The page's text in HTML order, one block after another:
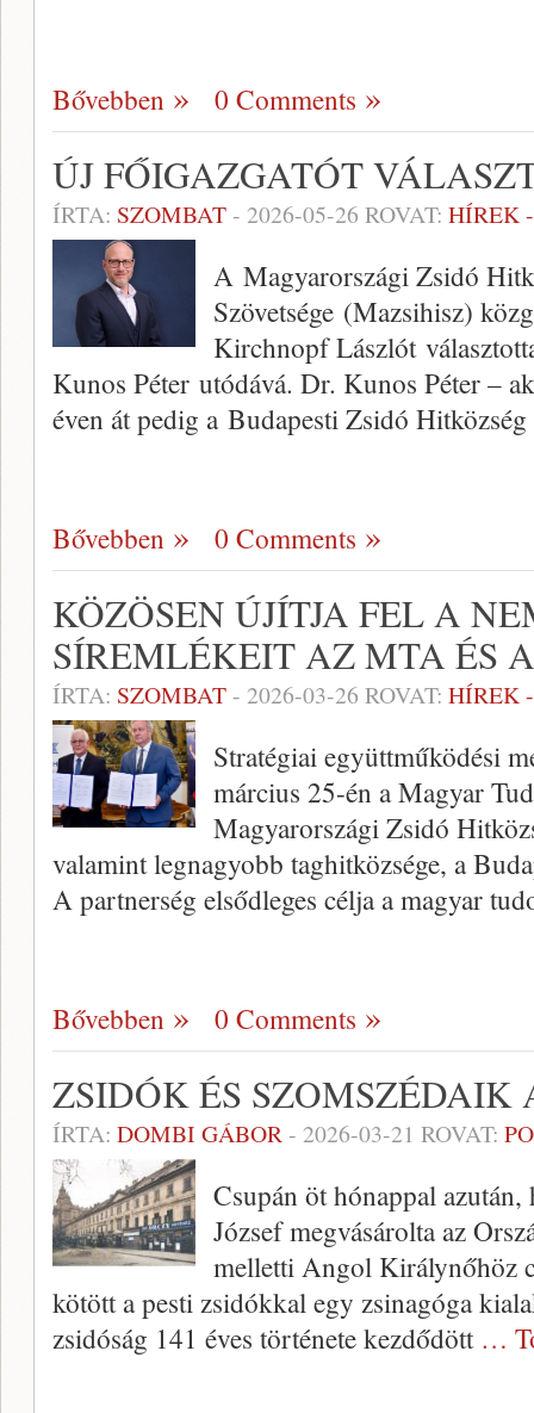
Bővebben 0 Comments
ÚJ FŐIGAZGATÓT
ÍRTA: SZOMBAT- 2026-05-26 ROVAT: HÍREK
A Magyarországi Zsidó
Szövetsége (Mazsihisz)
Kirchnopf Lászlót
Kunos Péter utódává. Dr. Kunos Péter –
éven át pedig a Budapesti Zsidó
Bővebben 0 Comments
KÖZÖSEN ÚJÍTJA FEL A
SÍREMLÉKEIT AZ MTA ÉS
ÍRTA: SZOMBAT- 2026-03-26 ROVAT: HÍREK
Stratégiai együttműködési
március 25-én a Magyar
Magyarországi Zsidó
valamint legnagyobb taghitközsége, a
A partnerség elsődleges célja a magyar
Bővebben 0 Comments
ZSIDÓK ÉS
ÍRTA: DOMBI GÁBOR- 2026-03-21 ROVAT:
Csupán öt hónappal
József megvásárolta az
melletti Angol Királynőhöz
kötött a pesti zsidókkal egy zsinagóga
zsidóság 141 éves története kezdődött …